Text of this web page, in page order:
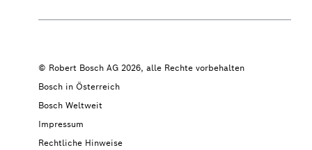
© Robert Bosch AG 2026, alle Rechte vorbehalten
Bosch in Österreich
Bosch Weltweit
Impressum
Rechtliche Hinweise